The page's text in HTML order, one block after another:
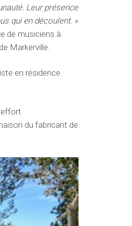
Leur présence
qui en découlent. »
de musiciens à
Markerville.
en résidence
du fabricant de